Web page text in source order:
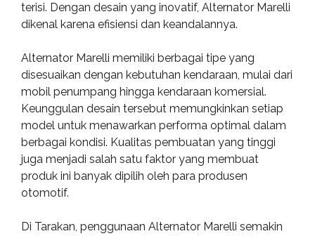
terisi. Dengan desain yang inovatif, Alternator Marelli
dikenal karena efisiensi dan keandalannya.
Alternator Marelli memiliki berbagai tipe yang
disesuaikan dengan kebutuhan kendaraan, mulai dari
mobil penumpang hingga kendaraan komersial.
Keunggulan desain tersebut memungkinkan setiap
model untuk menawarkan performa optimal dalam
berbagai kondisi. Kualitas pembuatan yang tinggi
juga menjadi salah satu faktor yang membuat
produk ini banyak dipilih oleh para produsen
otomotif.
Di Tarakan, penggunaan Alternator Marelli semakin